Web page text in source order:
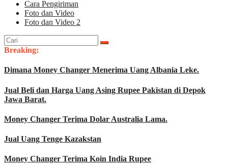
Cara Pengiriman
Foto dan Video
Foto dan Video 2
Cari
untuk:
Breaking:
Dimana Money Changer Menerima Uang Albania Leke.
Jual Beli dan Harga Uang Asing Rupee Pakistan di Depok
Jawa Barat.
Money Changer Terima Dolar Australia Lama.
Jual Uang Tenge Kazakstan
Money Changer Terima Koin India Rupee